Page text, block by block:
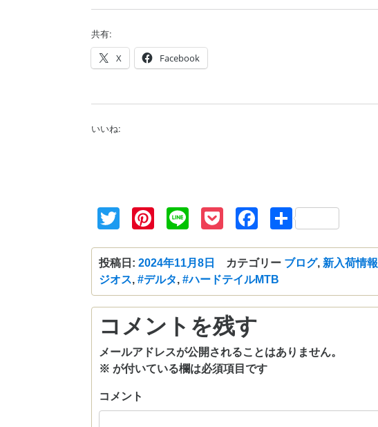
共有:
X Facebook
いいね:
TwitterPinterest
Line PocketFacebook
共
投稿日: 2024年11月8日 カテゴリー ブログ, 新入荷情報
ジオス, #デルタ, #ハードテイルMTB
コメントを残す
メールアドレスが公開されることはありません。
※ が付いている欄は必須項目です
コメント